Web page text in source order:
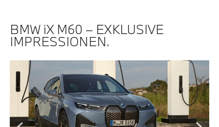
BMW iX M60 – EXKLUSIVE
IMPRESSIONEN.